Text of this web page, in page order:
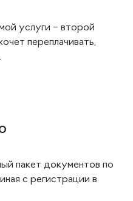
услуги – второй
переплачивать,
пакет документов по
с регистрации в